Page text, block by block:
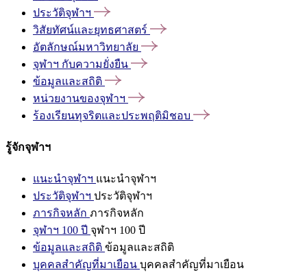
ประวัติจุฬาฯ
วิสัยทัศน์และยุทธศาสตร์
อัตลักษณ์มหาวิทยาลัย
จุฬาฯ กับความยั่งยืน
ข้อมูลและสถิติ
หน่วยงานของจุฬาฯ
ร้องเรียนทุจริตและประพฤติมิชอบ
รู้จักจุฬาฯ
แนะนำจุฬาฯ แนะนำจุฬาฯ
ประวัติจุฬาฯ ประวัติจุฬาฯ
ภารกิจหลัก ภารกิจหลัก
จุฬาฯ 100 ปี จุฬาฯ 100 ปี
ข้อมูลและสถิติ ข้อมูลและสถิติ
บุคคลสำคัญที่มาเยือน บุคคลสำคัญที่มาเยือน